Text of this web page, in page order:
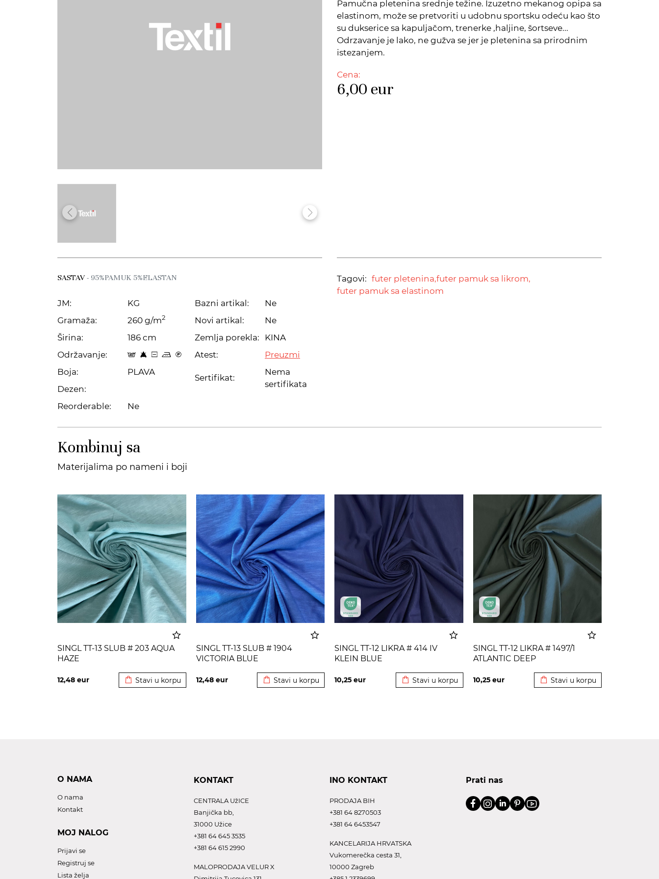
Pamučna pletenina srednje težine. Izuzetno mekanog opipa sa
elastinom, može se pretvoriti u udobnu sportsku odeću kao što
su dukserice sa kapuljačom, trenerke ,haljine, šortseve...
Odrzavanje je lako, ne gužva se jer je pletenina sa prirodnim
istezanjem.
Cena:
6,00 eur
SASTAV- 95%PAMUK 5%ELASTAN
JM:
KG
Gramaža:
260 g/m2
Širina:
186 cm
Održavanje:
t 8 a p C
Boja:
PLAVA
Dezen:
Reorderable:
Ne
Bazni artikal:
Ne
Novi artikal:
Ne
Zemlja porekla:
KINA
Atest:
Preuzmi
Sertifikat:
Nema
sertifikata
Tagovi: futer pletenina,futer pamuk sa likrom,
futer pamuk sa elastinom
Kombinuj sa
Materijalima po nameni i boji
SINGL TT-13 SLUB # 203 AQUA
HAZE
12,48 eur Stavi u korpu
SINGL TT-13 SLUB # 1904
VICTORIA BLUE
12,48 eur Stavi u korpu
SINGL TT-12 LIKRA # 414 IV
KLEIN BLUE
10,25 eur Stavi u korpu
SINGL TT-12 LIKRA # 1497/1
ATLANTIC DEEP
10,25 eur Stavi u korpu
O NAMA
O nama
Kontakt
MOJ NALOG
Prijavi se
Registruj se
Lista želja
KONTAKT
CENTRALA UžICE
Banjička bb,
31000 Užice
+381 64 645 3535
+381 64 615 2990
MALOPRODAJA VELUR X
INO KONTAKT
PRODAJA BIH
+381 64 8270503
+381 64 6453547
KANCELARIJA HRVATSKA
Vukomerečka cesta 31,
10000 Zagreb
Prati nas